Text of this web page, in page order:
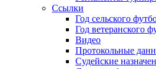
Ссылки
Год сельского
Год ветеранского
Видео
Протокольные
Судейские